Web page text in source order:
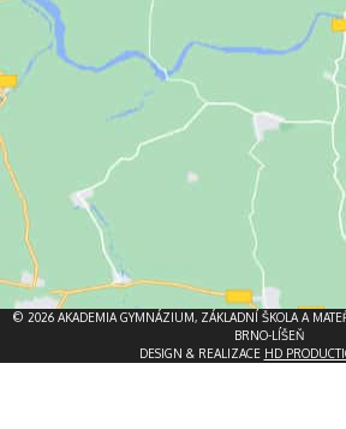
© 2026 AKADEMIA GYMNÁZIUM, ZÁKLADNÍ ŠKOLA A
BRNO-LÍŠEŇ
DESIGN & REALIZACE HD